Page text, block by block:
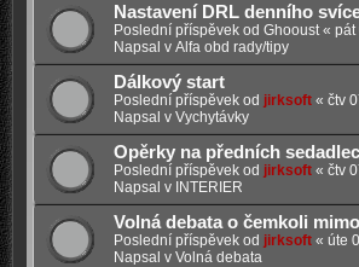
Nastavení DRL denního
Poslední příspěvek od Ghooust« pát
Napsal v Alfa obd rady/tipy
Dálkový start
Poslední příspěvek od jirksoft« čtv
Napsal v Vychytávky
Opěrky na předních
Poslední příspěvek od jirksoft« čtv
Napsal v INTERIER
Volná debata o čemkoli
Poslední příspěvek od jirksoft« úte
Napsal v Volná debata